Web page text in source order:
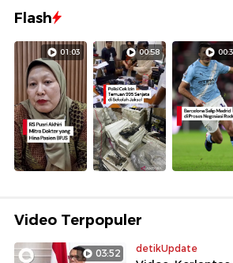
Flash
01:03 00:58
Video Terpopuler
03:52 detikUpdate